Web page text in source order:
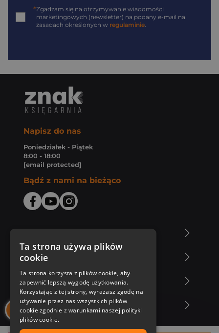
*Zgadzam się na otrzymywanie wiadomości
marketingowych (newsletter) na podany e-mail na
zasadach określonych w regulaminie
Napisz do nas
Poniedziałek - Piątek
8:00 - 18:00
[email protected]
Bądź z nami na bieżąco
Zakupy u nas
Nasza oferta
Nasi autorzy
Ta strona używa plików
cookie
Ta strona korzysta z plików cookie, aby
zapewnić lepszą wygodę użytkowania.
Korzystając z tej strony, wyrażasz zgodę na
używanie przez nas wszystkich plików
cookie zgodnie z warunkami naszej polityki
plików cookie.